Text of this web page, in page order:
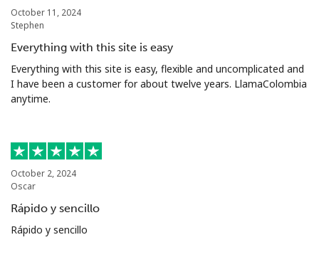
October 11, 2024
Stephen
Everything with this site is easy
Everything with this site is easy, flexible and uncomplicated and
I have been a customer for about twelve years. LlamaColombia
anytime.
October 2, 2024
Oscar
Rápido y sencillo
Rápido y sencillo